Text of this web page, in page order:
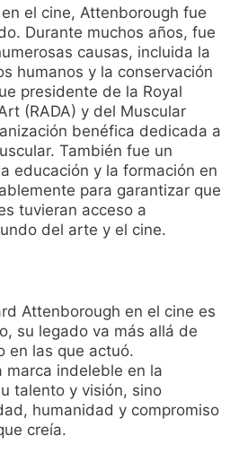
el cine, Attenborough fue
Durante muchos años, fue
causas, incluida la
humanos y la conservación
presidente de la Royal
(RADA) y del Muscular
benéfica dedicada a
También fue un
educación y la formación en
para garantizar que
tuvieran acceso a
del arte y el cine.
Attenborough en el cine es
su legado va más allá de
en las que actuó.
indeleble en la
talento y visión, sino
humanidad y compromiso
creía.